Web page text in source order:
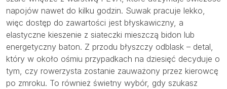
napojów nawet do kilku godzin. Suwak pracuje lekko,
więc dostęp do zawartości jest błyskawiczny, a
elastyczne kieszenie z siateczki mieszczą bidon lub
energetyczny baton. Z przodu błyszczy odblask – detal,
który w około ośmiu przypadkach na dziesięć decyduje o
tym, czy rowerzysta zostanie zauważony przez kierowcę
po zmroku. To również świetny wybór, gdy szukasz